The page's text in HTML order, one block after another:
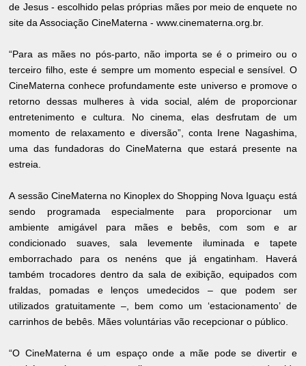
de Jesus - escolhido pelas próprias mães por meio de enquete no
site da Associação CineMaterna - www.cinematerna.org.br.
“Para as mães no pós-parto, não importa se é o primeiro ou o
terceiro filho, este é sempre um momento especial e sensível. O
CineMaterna conhece profundamente este universo e promove o
retorno dessas mulheres à vida social, além de proporcionar
entretenimento e cultura. No cinema, elas desfrutam de um
momento de relaxamento e diversão”, conta Irene Nagashima,
uma das fundadoras do CineMaterna que estará presente na
estreia.
A sessão CineMaterna no Kinoplex do Shopping Nova Iguaçu está
sendo programada especialmente para proporcionar um
ambiente amigável para mães e bebês, com som e ar
condicionado suaves, sala levemente iluminada e tapete
emborrachado para os nenéns que já engatinham. Haverá
também trocadores dentro da sala de exibição, equipados com
fraldas, pomadas e lenços umedecidos – que podem ser
utilizados gratuitamente –, bem como um ‘estacionamento’ de
carrinhos de bebês. Mães voluntárias vão recepcionar o público.
“O CineMaterna é um espaço onde a mãe pode se divertir e